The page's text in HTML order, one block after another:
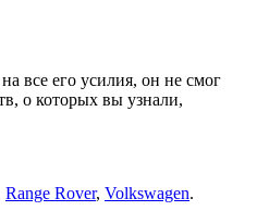
все его усилия, он не смог
о которых вы узнали,
Range Rover, Volkswagen.